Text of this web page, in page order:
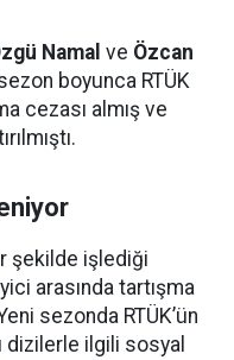
Namal ve Özcan
boyunca RTÜK
cezası almış ve
şekilde işlediği
arasında tartışma
sezonda RTÜK’ün
dizilerle ilgili sosyal